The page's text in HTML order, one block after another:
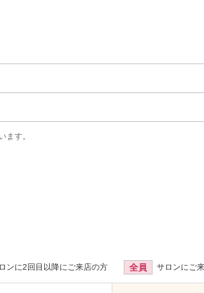
ます。
ンに2回目以降にご来店の方 全員 サロンにご